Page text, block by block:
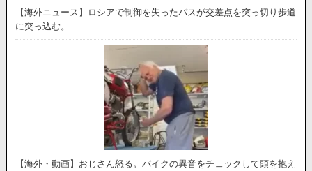
【海外ニュース】ロシアで制御を失ったバスが交差点を突っ切り歩道
に突っ込む。
【海外・動画】おじさん怒る。バイクの異音をチェックして頭を抱え